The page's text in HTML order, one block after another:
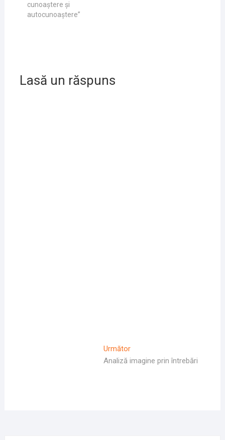
cunoaştere și
autocunoaştere”
Lasă un răspuns
UrmătorArticolul
Următor:
Analiză imagine prin întrebări